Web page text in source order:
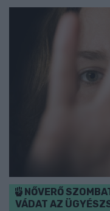
NŐVERŐ
VÁDAT AZ